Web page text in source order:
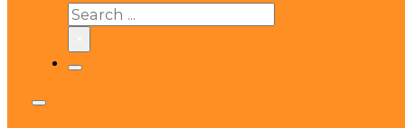
Search